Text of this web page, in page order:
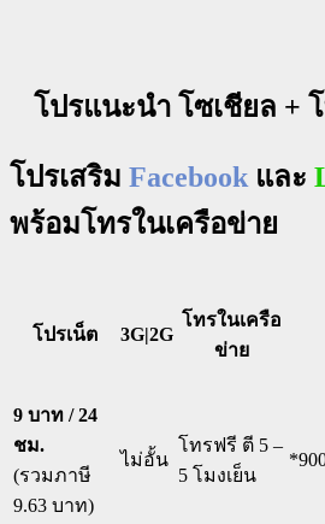
โปรแนะนำ โซเชียล +
โปรเสริม Facebookและ
พร้อมโทรในเครือข่าย
โปรเน็ต 3G|2G
โทรในเครือ
ข่าย
9 บาท / 24
ชม.
(รวมภาษี
9.63 บาท)
ไม่อั้น
โทรฟรี ตี 5 –
5 โมงเย็น